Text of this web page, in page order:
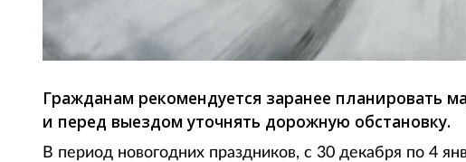
Гражданам рекомендуется заранее планировать
и перед выездом уточнять дорожную обстановку.
В период новогодних праздников, с 30 декабря по 4